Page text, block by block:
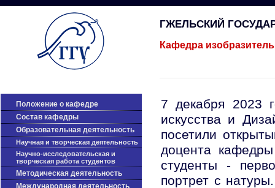
ГЖЕЛЬСКИЙ
Кафедра
Положение о кафедре
Cостав кафедры
Образовательная деятельность
Научная и творческая деятельность
Научно-исследовательская и
творческая работа студентов
Методическая деятельность
Международная деятельность
7 декабря 2023
искусства и
посетили
доцента
студенты -
портрет с